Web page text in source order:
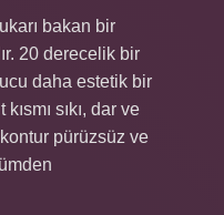
bakan bir
20 derecelik bir
daha estetik bir
sıkı, dar ve
pürüzsüz ve